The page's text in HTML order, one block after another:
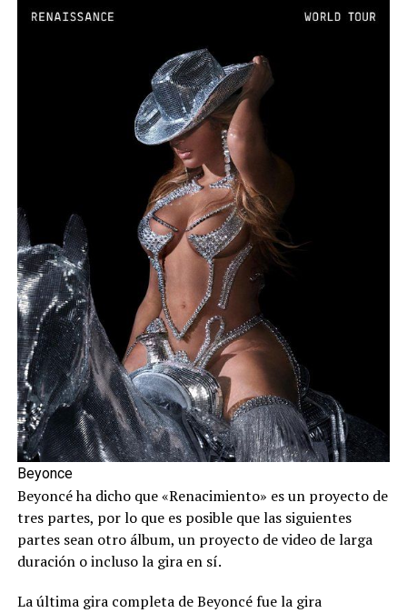
Beyonce
Beyoncé ha dicho que «Renacimiento» es un proyecto de
tres partes, por lo que es posible que las siguientes
partes sean otro álbum, un proyecto de video de larga
duración o incluso la gira en sí.
La última gira completa de Beyoncé fue la gira